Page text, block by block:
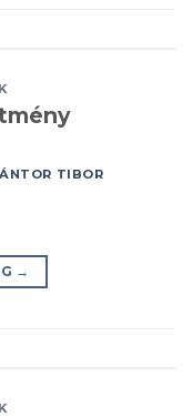
TIBOR
→